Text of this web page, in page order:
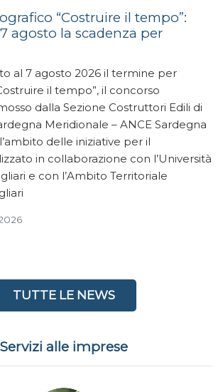
“Costruire il tempo”:
agosto la scadenza per
al 7 agosto 2026 il termine per
il tempo”, il concorso
dalla Sezione Costruttori Edili di
Meridionale – ANCE Sardegna
delle iniziative per il
in collaborazione con l’Università
e con l’Ambito Territoriale
TUTTE LE NEWS
Servizi alle imprese